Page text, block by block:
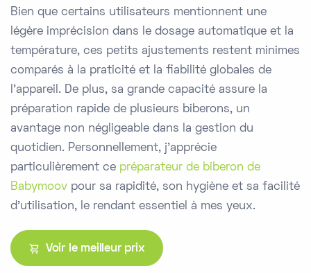
Bien que certains utilisateurs mentionnent une
légère imprécision dans le dosage automatique et la
température, ces petits ajustements restent minimes
comparés à la praticité et la fiabilité globales de
l'appareil. De plus, sa grande capacité assure la
préparation rapide de plusieurs biberons, un
avantage non négligeable dans la gestion du
quotidien. Personnellement, j'apprécie
particulièrement ce préparateur de biberon de
Babymoov pour sa rapidité, son hygiène et sa facilité
d'utilisation, le rendant essentiel à mes yeux.
Voir le meilleur prix